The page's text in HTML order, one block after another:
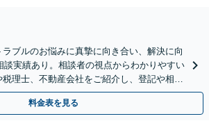
ブルのお悩みに真摯に向き合い、解決に向
談実績あり。相談者の視点からわかりやすい
理士、不動産会社をご紹介し、登記や相続
で対応【夜間相談可】
料金表を見る